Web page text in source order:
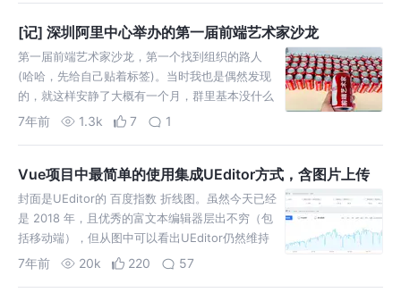
[记] 深圳阿里中心举办的第一届前端艺术家沙龙
第一届前端艺术家沙龙，第一个找到组织的路人
(哈哈，先给自己贴着标签)。当时我也是偶然发现
的，就这样安静了大概有一个月，群里基本没什么
动静，那时候只有这个网站——第一届前端艺术家
现在，…
7年前 1.3k 7 1
Vue项目中最简单的使用集成UEditor方式，含图片上传
封面是UEditor的 百度指数 折线图。虽然今天已经
是 2018 年，且优秀的富文本编辑器层出不穷（包
括移动端），但从图中可以看出UEditor仍然维持
着较高的搜索热度。而不少公司和个人也仍然在项
7年前 20k 220 57